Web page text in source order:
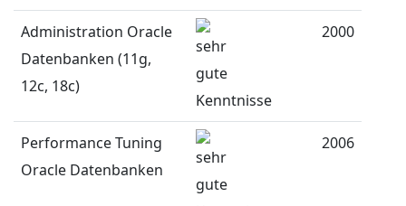
Administration Oracle
Datenbanken (11g,
12c, 18c)
2000
Performance Tuning
Oracle Datenbanken
2006